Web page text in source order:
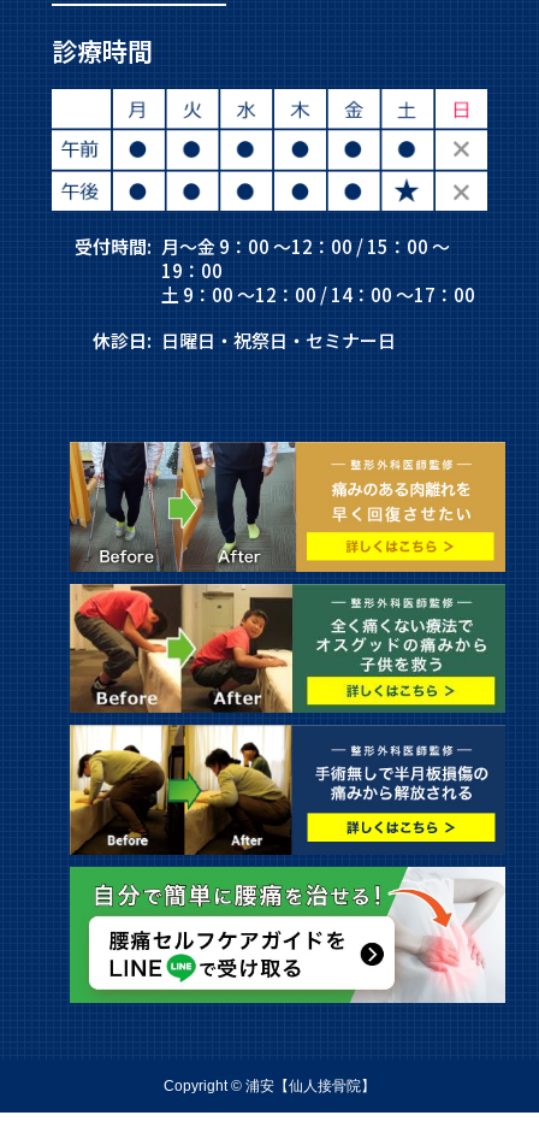
診療時間
受付時間: 月～金 9：00 ～12：00 / 15：00 ～
19：00
土 9：00 ～12：00 / 14：00 ～17：00
休診日: 日曜日・祝祭日・セミナー日
Copyright © 浦安【仙人接骨院】